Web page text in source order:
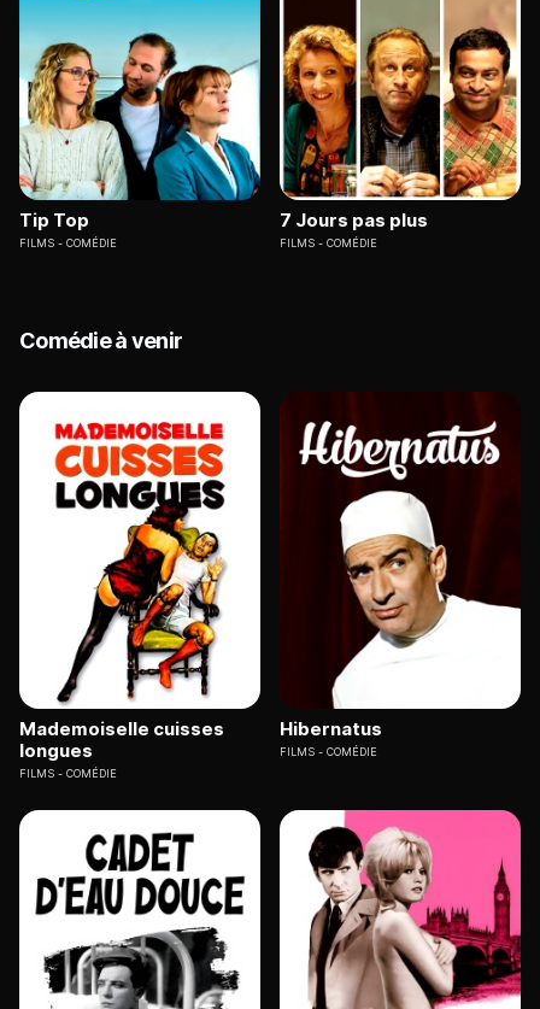
Tip Top
FILMS COMÉDIE
7 Jours pas plus
FILMS COMÉDIE
Comédie à venir
Mademoiselle cuisses
longues
FILMS COMÉDIE
Hibernatus
FILMS COMÉDIE